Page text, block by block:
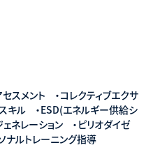
スメント ・コレクティブエクサ
キル ・ESD(エネルギー供給シ
ネレーション ・ピリオダイゼ
ナルトレーニング指導